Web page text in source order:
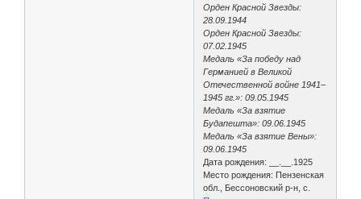
Орден Красной Звезды:
28.09.1944
Орден Красной Звезды:
07.02.1945
Медаль «За победу над
Германией в Великой
Отечественной войне 1941–
1945 гг.»: 09.05.1945
Медаль «За взятие
Будапешта»: 09.06.1945
Медаль «За взятие Вены»:
09.06.1945
Дата рождения: __.__.1925
Место рождения: Пензенская
обл., Бессоновский р-н, с.